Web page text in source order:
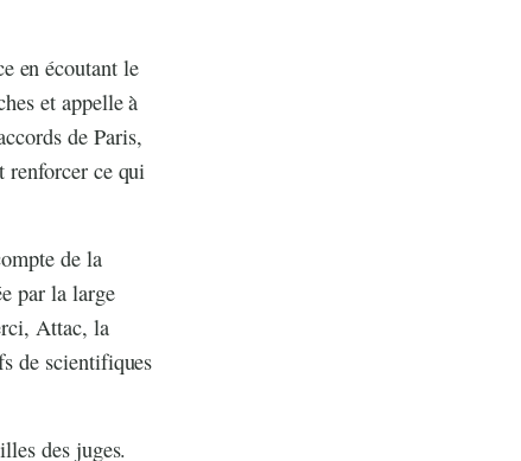
en écoutant le
et appelle à
de Paris,
renforcer ce qui
de la
par la large
Attac, la
de scientifiques
des juges.